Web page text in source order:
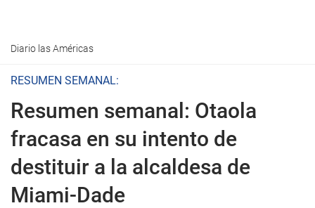
Diario las Américas
RESUMEN SEMANAL:
Resumen semanal: Otaola
fracasa en su intento de
destituir a la alcaldesa de
Miami-Dade